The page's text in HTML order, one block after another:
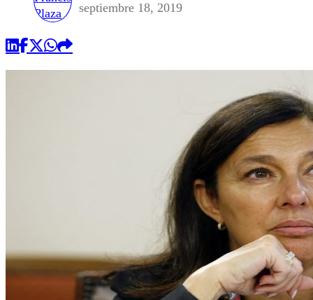
septiembre 18, 2019